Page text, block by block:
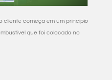
cliente começa em um princípio
que foi colocado no